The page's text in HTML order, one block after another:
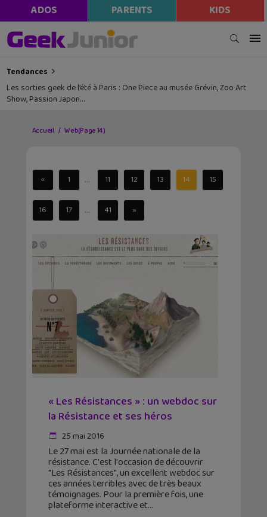
ADOS PARENTS KIDS
Tendances
Les sorties geek de l’été à Paris : One Piece au musée Grévin, Zoo Art
Show, Passion Japon…
Accueil Web(Page 14)
« 1 ... 11 12 13 14 15
16 17 ... 41 »
« Les Résistances » : un webdoc sur
la Résistance et ses héros
25 mai 2016
Le 27 mai est la Journée nationale de la
résistance. C'est l'occasion de découvrir
"Les Résistances", un excellent webdoc sur
ces années terribles avec de très beaux
témoignages. Pour la première fois, une
plateforme interactive et